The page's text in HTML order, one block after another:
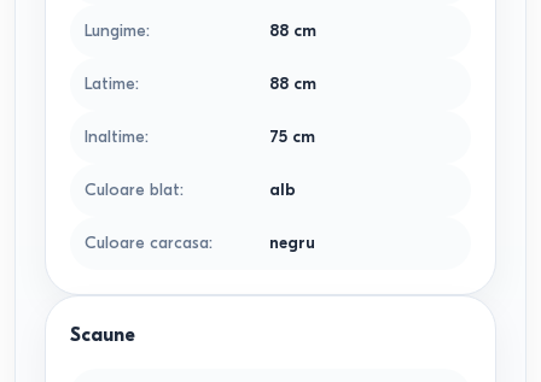
Lungime: 88cm
Latime: 88cm
Inaltime: 75cm
Culoare blat: alb
Culoare carcasa: negru
Scaune